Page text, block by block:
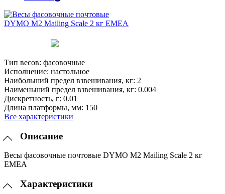
Тип весов: фасовочные
Исполнение: настольное
Наибольший предел взвешивания, кг: 2
Наименьший предел взвешивания, кг: 0.004
Дискретность, г: 0.01
Длина платформы, мм: 150
Все характеристики
Описание
Весы фасовочные почтовые DYMO М2 Mailing Scale 2 кг
EMEA
Характеристики